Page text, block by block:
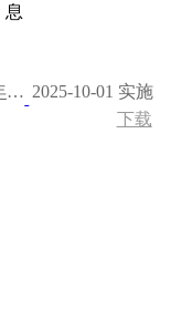
息
WYJLBZ-0004 《中国药典》2025年版 四部 2025-10-01 实施
下载